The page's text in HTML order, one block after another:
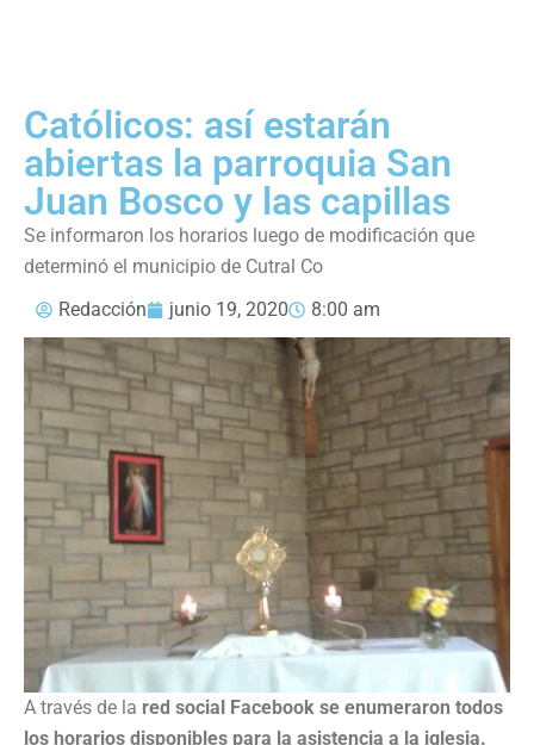
Católicos: así estarán
abiertas la parroquia San
Juan Bosco y las capillas
Se informaron los horarios luego de modificación que
determinó el municipio de Cutral Co
Redacción
junio 19, 2020 8:00 am
A través de la red social Facebook se enumeraron todos
los horarios disponibles para la asistencia a la iglesia.